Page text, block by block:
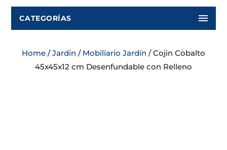
CATEGORÍAS
Home /Jardin / Mobiliario Jardín / Cojin Cobalto
45x45x12 cm Desenfundable con Relleno